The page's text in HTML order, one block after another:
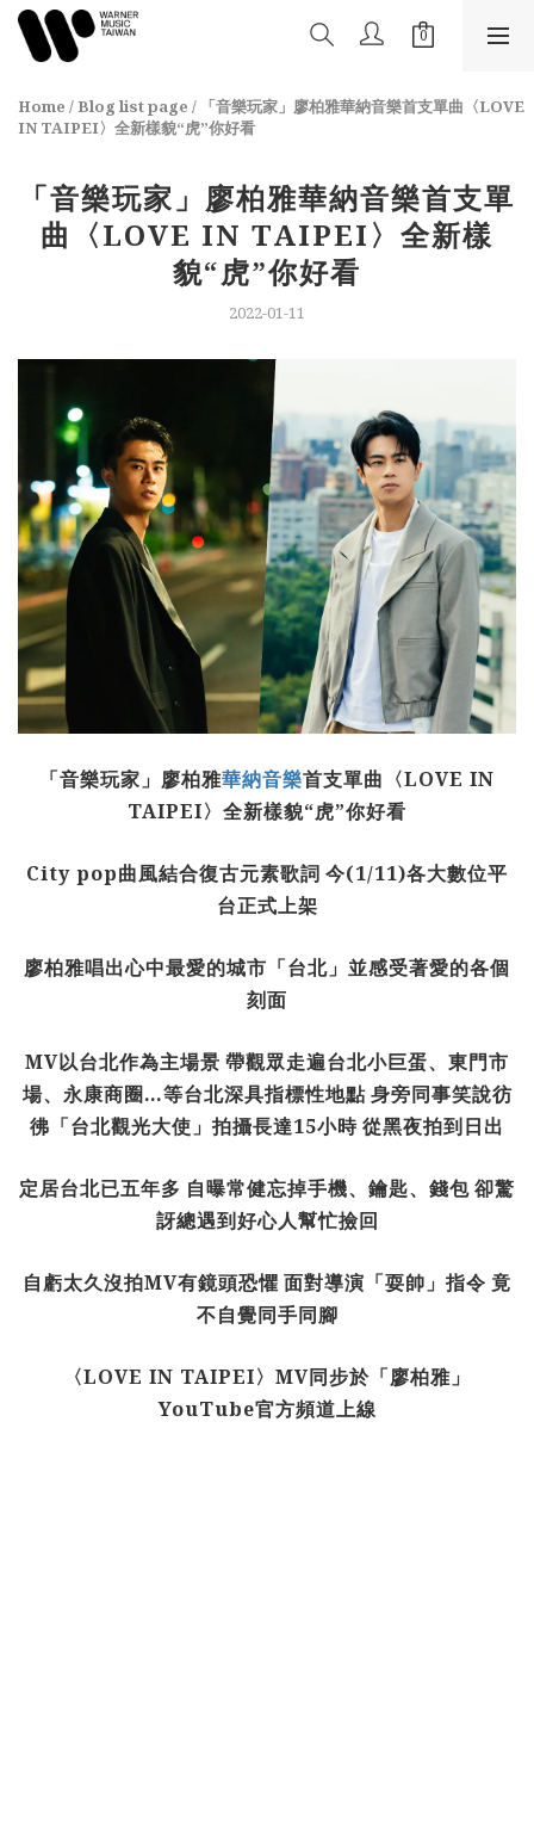
Home / Blog list page / 「音樂玩家」廖柏雅華納音樂首支單曲〈LOVE
IN TAIPEI〉全新樣貌“虎”你好看
「音樂玩家」廖柏雅華納音樂首支單
曲〈LOVE IN TAIPEI〉全新樣
貌“虎”你好看
2022-01-11
「音樂玩家」廖柏雅華納音樂首支單曲〈LOVE IN
TAIPEI〉全新樣貌“虎”你好看
City pop曲風結合復古元素歌詞 今(1/11)各大數位平
台正式上架
廖柏雅唱出心中最愛的城市「台北」並感受著愛的各個
刻面
MV以台北作為主場景 帶觀眾走遍台北小巨蛋、東門市
場、永康商圈…等台北深具指標性地點 身旁同事笑說彷
彿「台北觀光大使」拍攝長達15小時從黑夜拍到日出
定居台北已五年多 自曝常健忘掉手機、鑰匙、錢包卻驚
訝總遇到好心人幫忙撿回
自虧太久沒拍MV有鏡頭恐懼 面對導演「耍帥」指令 竟
不自覺同手同腳
〈LOVE IN TAIPEI〉 MV同步於「廖柏雅」
YouTube官方頻道上線